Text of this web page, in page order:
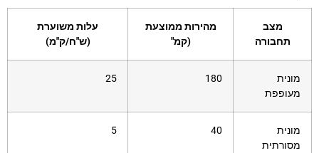
מצב
תחבורה
מהירות ממוצעת
(קמ"
עלות משוערת
(ש"ח/ק"מ)
מונית
מעופפת
180
25
מונית
מסורתית
40
5